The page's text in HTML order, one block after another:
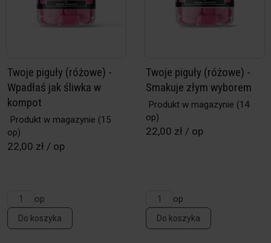
Twoje piguły (różowe) -
Wpadłaś jak śliwka w
kompot
Produkt w magazynie (15
op)
22,00 zł / op
op
Do koszyka
Twoje piguły (różowe) -
Smakuje złym wyborem
Produkt w magazynie (14
op)
22,00 zł / op
op
Do koszyka